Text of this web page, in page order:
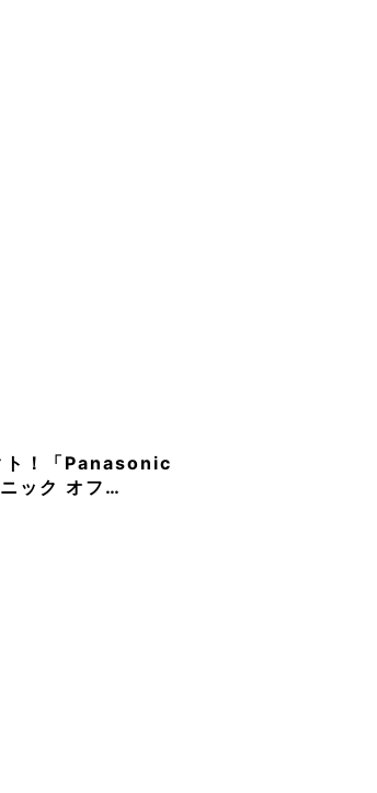
ト！「Panasonic
ック オフ…